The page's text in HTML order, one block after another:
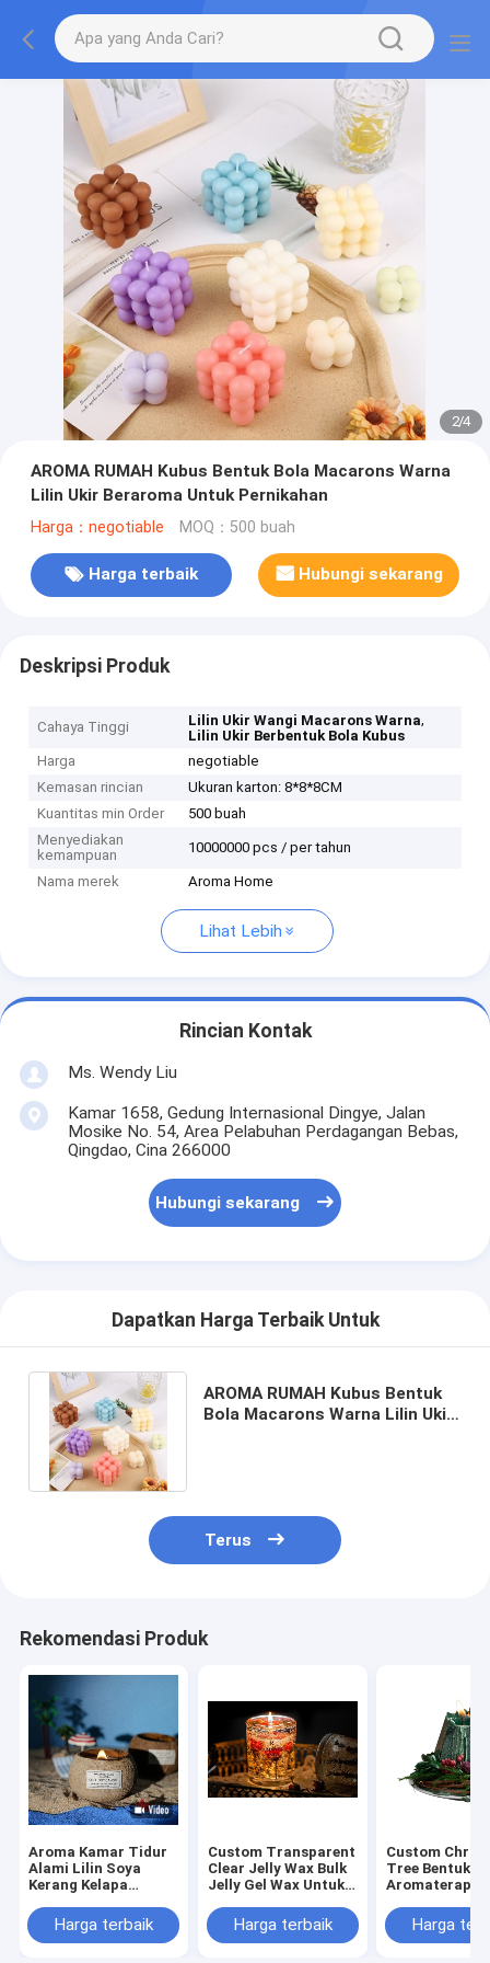
2/4
AROMA RUMAH Kubus Bentuk Bola Macarons Warna
Lilin Ukir Beraroma Untuk Pernikahan
Harga：negotiable MOQ：500 buah
Harga terbaik Hubungi sekarang
Deskripsi Produk
Cahaya Tinggi Lilin Ukir Wangi Macarons Warna,
Lilin Ukir Berbentuk Bola Kubus
Harga
negotiable
Kemasan rincian
Ukuran karton: 8*8*8CM
Kuantitas min Order
500 buah
Menyediakan
kemampuan
10000000 pcs / per tahun
Nama merek Aroma Home
Lihat Lebih
Rincian Kontak
Ms. Wendy Liu
Kamar 1658, Gedung Internasional Dingye, Jalan
Mosike No. 54, Area Pelabuhan Perdagangan Bebas,
Qingdao, Cina 266000
Hubungi sekarang
Dapatkan Harga Terbaik Untuk
AROMA RUMAH Kubus Bentuk
Bola Macarons Warna Lilin Ukir
Terus
Rekomendasi Produk
Aroma Kamar Tidur
Alami Lilin Soya
Kerang Kelapa
Beraroma
Harga terbaik
Custom Transparent
Clear Jelly Wax Bulk
Jelly Gel Wax Untuk
Harga terbaik
Custom
Tree Bentuk
Aromaterapi
Wax Untuk
Harga